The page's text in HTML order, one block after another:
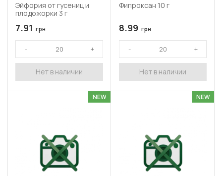
Эйфория от гусениц и
плодожорки 3 г
7.91 грн
Нет в наличии
Фипроксан 10 г
8.99 грн
Нет в наличии
NEW NEW